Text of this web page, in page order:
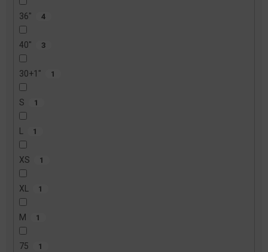
36" 4
40" 3
30+1" 1
S 1
L 1
XS 1
XL 1
M 1
75 1